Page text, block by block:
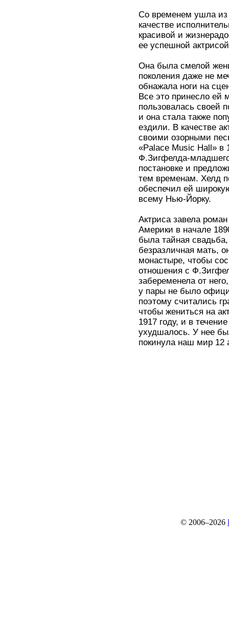
Со временем ушла из
качестве
красивой и
ее успешной
Она была смелой
поколения даже не
обнажала ноги на
Все это принесло ей
пользовалась своей
и она стала также
ездили. В качестве
своими озорными
«Palace Music Hall» в
Ф.Зигфелда-
постановке и
тем временам. Хелд
обеспечил ей
всему Нью-Йорку.
Актриса завела
Америки в начале
была тайная
безразличная мать,
монастыре, чтобы
отношения с
забеременела от
у пары не было
поэтому считались
чтобы жениться на
1917 году, и в
ухудшалось. У нее
покинула наш мир 12
© 2006–2026